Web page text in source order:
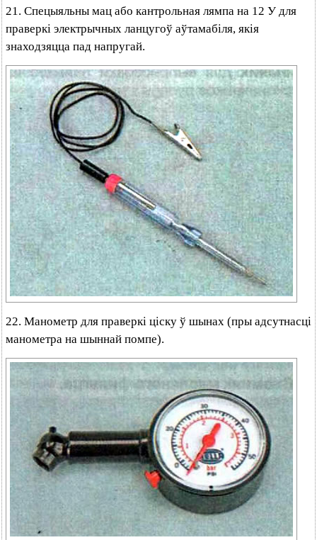
21. Спецыяльны мац або кантрольная лямпа на 12 У для
праверкі электрычных ланцугоў аўтамабіля, якія
знаходзяцца пад напругай.
22. Манометр для праверкі ціску ў шынах (пры адсутнасці
манометра на шыннай помпе).